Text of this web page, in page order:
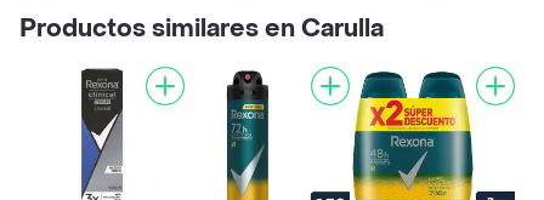
Productos similares en Carulla